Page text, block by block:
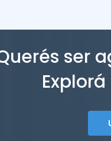
ser